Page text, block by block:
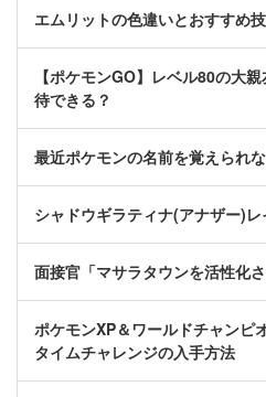
エムリットの色違いとおすすめ
【ポケモンGO】レベル80の大
待できる？
最近ポケモンの名前を覚えられ
シャドウギラティナ(アナザー)
面接官「マサラタウンを活性化
ポケモンXP＆ワールドチャン
タイムチャレンジの入手方法